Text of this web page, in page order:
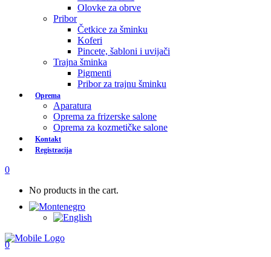
Olovke za obrve
Pribor
Četkice za šminku
Koferi
Pincete, šabloni i uvijači
Trajna šminka
Pigmenti
Pribor za trajnu šminku
Oprema
Aparatura
Oprema za frizerske salone
Oprema za kozmetičke salone
Kontakt
Registracija
0
No products in the cart.
0